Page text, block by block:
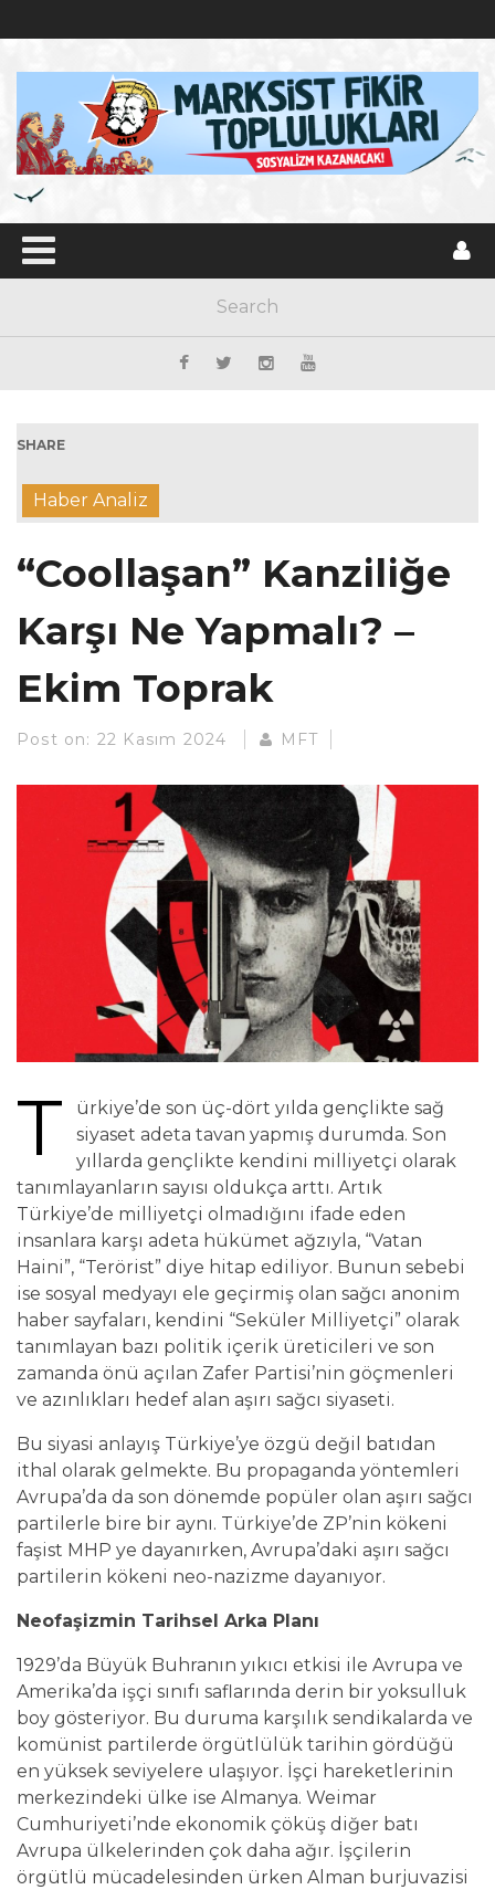
SHARE
Haber Analiz
“Coollaşan” Kanziliğe
Karşı Ne Yapmalı? –
Ekim Toprak
Post on: 22 Kasım 2024 MFT
T
ürkiye’de son üç-dört yılda gençlikte sağ
siyaset adeta tavan yapmış durumda. Son
yıllarda gençlikte kendini milliyetçi olarak
tanımlayanların sayısı oldukça arttı. Artık
Türkiye’de milliyetçi olmadığını ifade eden
insanlara karşı adeta hükümet ağzıyla, “Vatan
Haini”, “Terörist” diye hitap ediliyor. Bunun sebebi
ise sosyal medyayı ele geçirmiş olan sağcı anonim
haber sayfaları, kendini “Seküler Milliyetçi” olarak
tanımlayan bazı politik içerik üreticileri ve son
zamanda önü açılan Zafer Partisi’nin göçmenleri
ve azınlıkları hedef alan aşırı sağcı siyaseti.
Bu siyasi anlayış Türkiye’ye özgü değil batıdan
ithal olarak gelmekte. Bu propaganda yöntemleri
Avrupa’da da son dönemde popüler olan aşırı sağcı
partilerle bire bir aynı. Türkiye’de ZP’nin kökeni
faşist MHP ye dayanırken, Avrupa’daki aşırı sağcı
partilerin kökeni neo-nazizme dayanıyor.
Neofaşizmin Tarihsel Arka Planı
1929’da Büyük Buhranın yıkıcı etkisi ile Avrupa ve
Amerika’da işçi sınıfı saflarında derin bir yoksulluk
boy gösteriyor. Bu duruma karşılık sendikalarda ve
komünist partilerde örgütlülük tarihin gördüğü
en yüksek seviyelere ulaşıyor. İşçi hareketlerinin
merkezindeki ülke ise Almanya. Weimar
Cumhuriyeti’nde ekonomik çöküş diğer batı
Avrupa ülkelerinden çok daha ağır. İşçilerin
örgütlü mücadelesinden ürken Alman burjuvazisi